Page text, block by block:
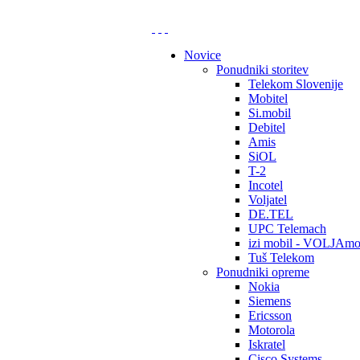
Novice
Ponudniki storitev
Telekom Slovenije
Mobitel
Si.mobil
Debitel
Amis
SiOL
T-2
Incotel
Voljatel
DE.TEL
UPC Telemach
izi mobil -
Tuš Telekom
Ponudniki opreme
Nokia
Siemens
Ericsson
Motorola
Iskratel